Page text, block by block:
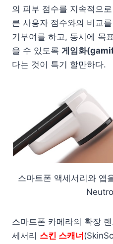
의 피부 점수를 지속적으
른 사용자 점수와의 비교
기부여를 하고, 동시에 목
을 수 있도록 게임화
다는 것이 특기 할만하다.
스마트폰 액세서리와 앱
스마트폰 카메라의 확장
세서리 스킨 스캐너